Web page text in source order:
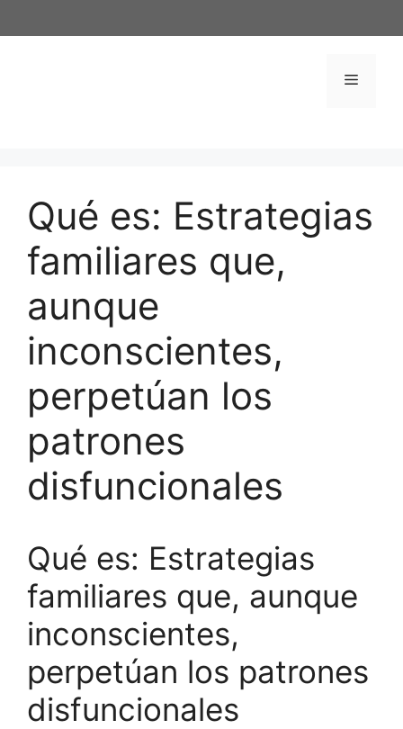
al
Menú
Qué es: Estrategias
familiares que,
aunque
inconscientes,
perpetúan los
patrones
disfuncionales
Qué es: Estrategias
familiares que, aunque
inconscientes,
perpetúan los patrones
disfuncionales